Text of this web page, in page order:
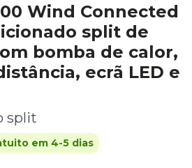
Wind Connected
split de
bomba de calor,
ecrã LED e
split
em 4-5 dias